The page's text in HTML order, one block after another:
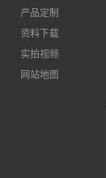
产品定制
资料下载
实拍视频
网站地图